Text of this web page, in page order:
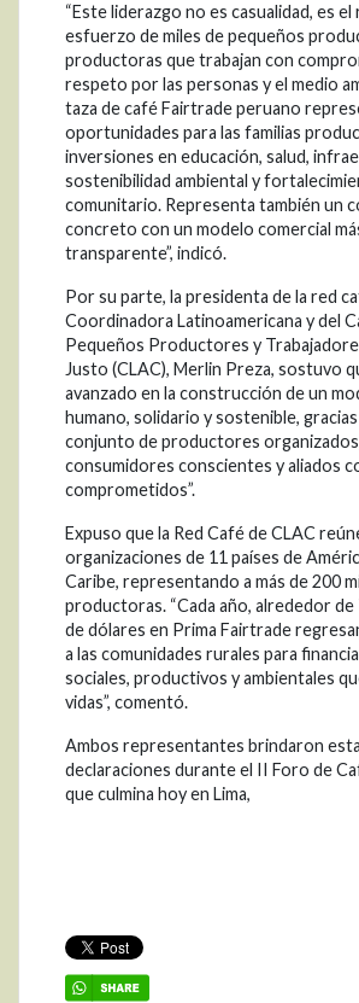
“Este liderazgo no es casualidad, es
esfuerzo de miles de pequeños
productoras que trabajan con
respeto por las personas y el medio
taza de café Fairtrade peruano
oportunidades para las familias
inversiones en educación, salud,
sostenibilidad ambiental y
comunitario. Representa también un
concreto con un modelo comercial
transparente”, indicó.
Por su parte, la presidenta de la red
Coordinadora Latinoamericana y del
Pequeños Productores y
Justo (CLAC), Merlin Preza, sostuvo
avanzado en la construcción de un
humano, solidario y sostenible,
conjunto de productores
consumidores conscientes y aliados
comprometidos”.
Expuso que la Red Café de CLAC
organizaciones de 11 países de
Caribe, representando a más de 200
productoras. “Cada año, alrededor de
de dólares en Prima Fairtrade
a las comunidades rurales para
sociales, productivos y ambientales
vidas”, comentó.
Ambos representantes brindaron
declaraciones durante el II Foro de
que culmina hoy en Lima,